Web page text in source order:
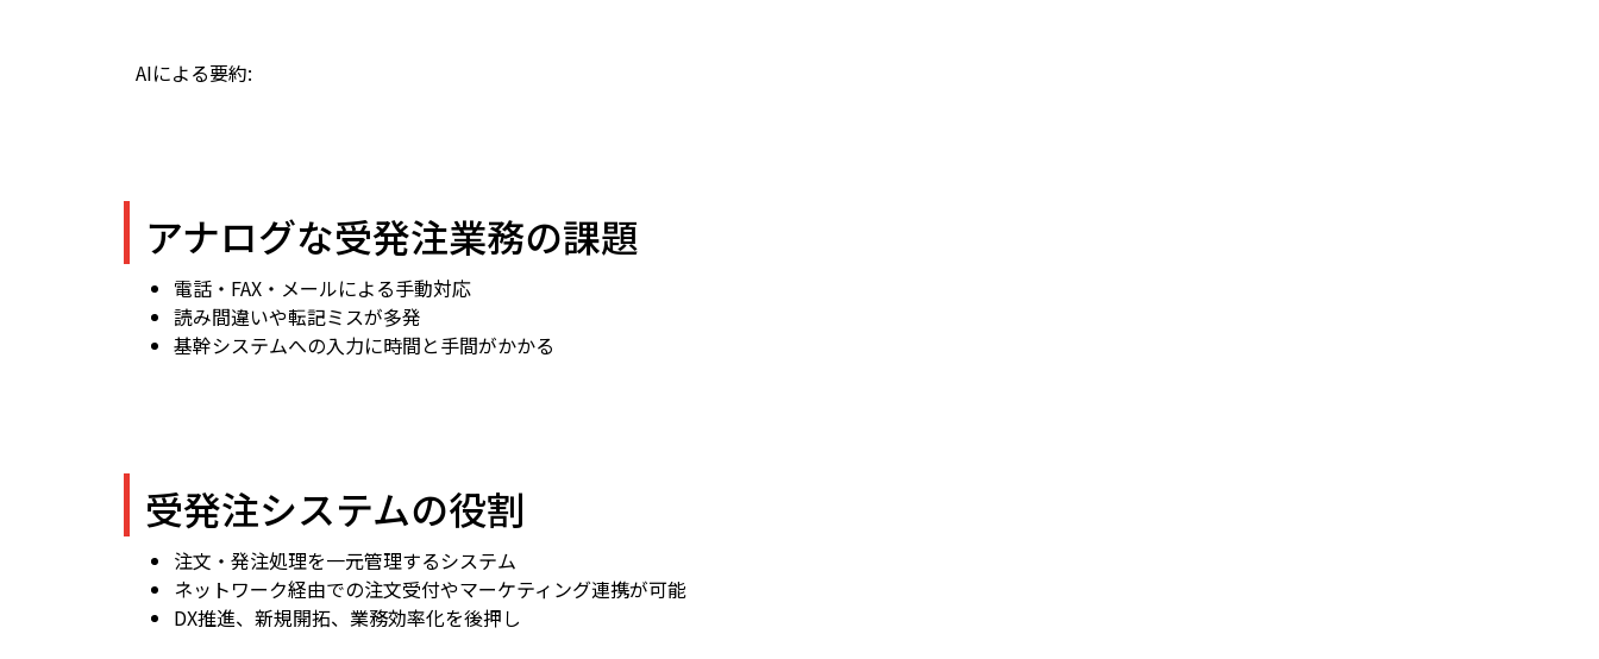
AIによる要約:
アナログな受発注業務の課題
電話・FAX・メールによる手動対応
読み間違いや転記ミスが多発
基幹システムへの入力に時間と手間がかかる
受発注システムの役割
注文・発注処理を一元管理するシステム
ネットワーク経由での注文受付やマーケティング連携が可能
DX推進、新規開拓、業務効率化を後押し